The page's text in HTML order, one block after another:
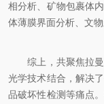
相分析、矿物包裹体
体薄膜界面分析、文
综上，共聚焦拉曼
光学技术结合，解决
品破坏性检测等痛点